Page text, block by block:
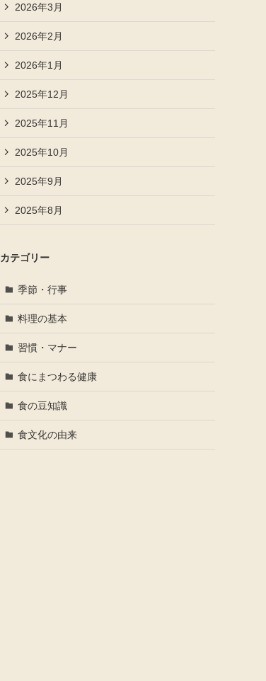
2026年3月
2026年2月
2026年1月
2025年12月
2025年11月
2025年10月
2025年9月
2025年8月
カテゴリー
季節・行事
料理の基本
習慣・マナー
食にまつわる健康
食の豆知識
食文化の由来